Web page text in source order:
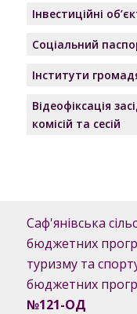
Інвестиційні
Соціальний
Інститути
Відеофіксація
комісій та сесій
Саф'янівська
бюджетних
туризму та
бюджетних
№121-OД